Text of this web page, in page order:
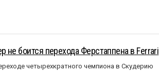
не боится перехода Ферстаппена в Ferrari
четырехкратного чемпиона в Скудерию